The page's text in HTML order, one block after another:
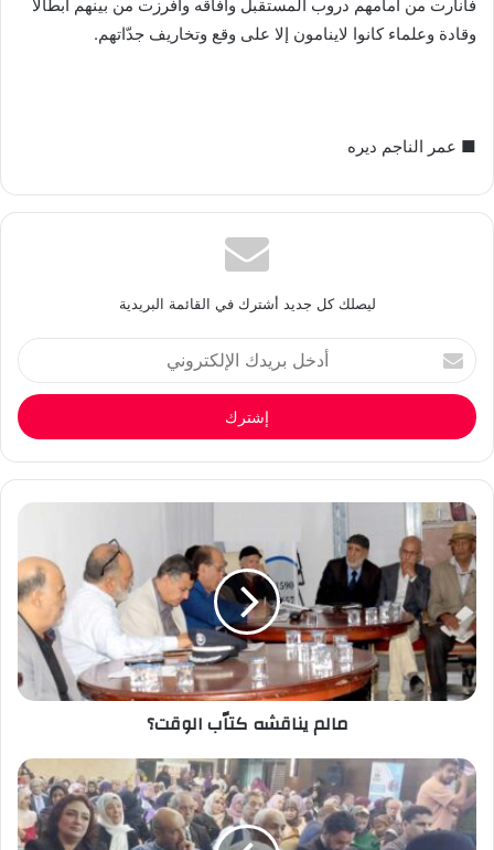
فأنارت من أمامهم دروب المستقبل وآفاقه وأفرزت من بينهم ابطالاً
وقادة وعلماء كانوا لاينامون إلا على وقع وتخاريف جدّاتهم.
■ عمر الناجم ديره
ليصلك كل جديد أشترك في القائمة البريدية
أدخل
بريدك
الإلكتروني
مالم يناقشه كتاّب الوقت؟